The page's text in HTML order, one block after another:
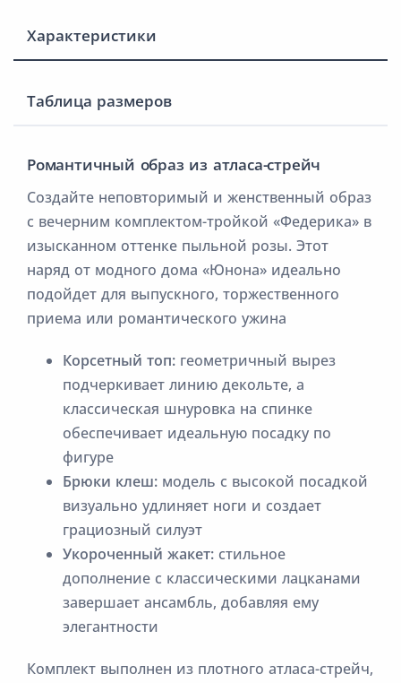
Характеристики
Таблица размеров
Романтичный образ из атласа-стрейч
Создайте неповторимый и женственный образ
с вечерним комплектом-тройкой «Федерика» в
изысканном оттенке пыльной розы. Этот
наряд от модного дома «Юнона» идеально
подойдет для выпускного, торжественного
приема или романтического ужина
Корсетный топ: геометричный вырез
подчеркивает линию декольте, а
классическая шнуровка на спинке
обеспечивает идеальную посадку по
фигуре
Брюки клеш: модель с высокой посадкой
визуально удлиняет ноги и создает
грациозный силуэт
Укороченный жакет: стильное
дополнение с классическими лацканами
завершает ансамбль, добавляя ему
элегантности
Комплект выполнен из плотного атласа-стрейч,